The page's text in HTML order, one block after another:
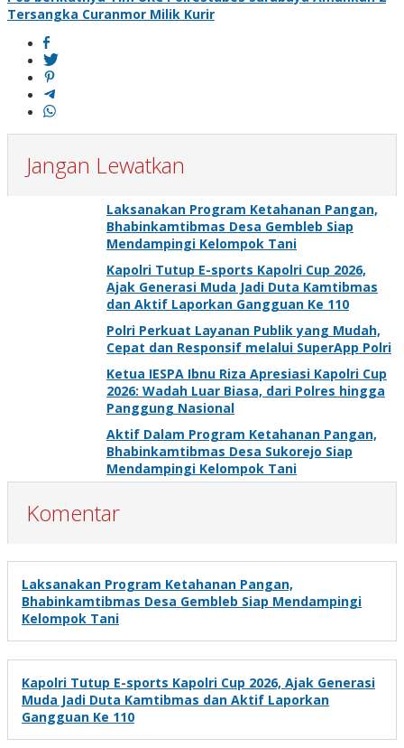
Tersangka Curanmor Milik Kurir
Jangan Lewatkan
Laksanakan Program Ketahanan Pangan,
Bhabinkamtibmas Desa Gembleb Siap
Mendampingi Kelompok Tani
Kapolri Tutup E-sports Kapolri Cup 2026,
Ajak Generasi Muda Jadi Duta Kamtibmas
dan Aktif Laporkan Gangguan Ke 110
Polri Perkuat Layanan Publik yang Mudah,
Cepat dan Responsif melalui SuperApp Polri
Ketua IESPA Ibnu Riza Apresiasi Kapolri Cup
2026: Wadah Luar Biasa, dari Polres hingga
Panggung Nasional
Aktif Dalam Program Ketahanan Pangan,
Bhabinkamtibmas Desa Sukorejo Siap
Mendampingi Kelompok Tani
Komentar
Laksanakan Program Ketahanan Pangan,
Bhabinkamtibmas Desa Gembleb Siap Mendampingi
Kelompok Tani
Kapolri Tutup E-sports Kapolri Cup 2026, Ajak Generasi
Muda Jadi Duta Kamtibmas dan Aktif Laporkan
Gangguan Ke 110